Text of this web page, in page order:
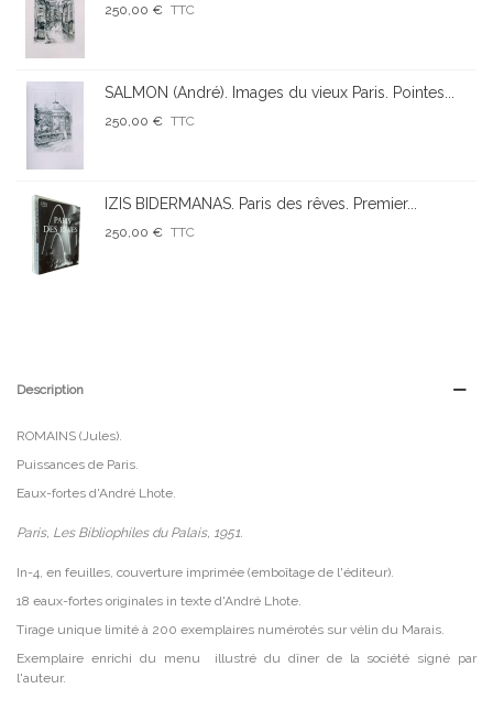
250,00 € TTC
SALMON (André). Images du vieux Paris. Pointes...
250,00 € TTC
IZIS BIDERMANAS. Paris des rêves. Premier...
250,00 € TTC
Description
ROMAINS (Jules).
Puissances de Paris.
Eaux-fortes d'André Lhote.
Paris, Les Bibliophiles du Palais, 1951.
In-4, en feuilles, couverture imprimée (emboîtage de l'éditeur).
18 eaux-fortes originales in texte d'André Lhote.
Tirage unique limité à 200 exemplaires numérotés sur vélin du Marais.
Exemplaire enrichi du menu illustré du dîner de la société signé par
l'auteur.